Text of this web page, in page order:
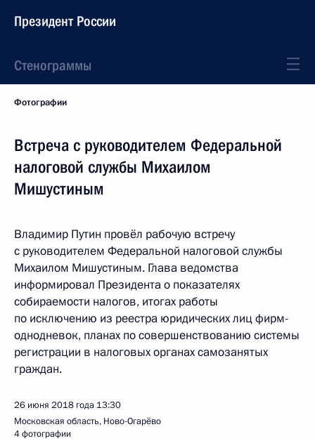
Президент России
Стенограммы
Фотографии
Встреча с руководителем Федеральной
налоговой службы Михаилом
Мишустиным
Владимир Путин провёл рабочую встречу
с руководителем Федеральной налоговой службы
Михаилом Мишустиным. Глава ведомства
информировал Президента о показателях
собираемости налогов, итогах работы
по исключению из реестра юридических лиц фирм-
однодневок, планах по совершенствованию системы
регистрации в налоговых органах самозанятых
граждан.
26 июня 2018 года 13:30
Московская область, Ново-Огарёво
4 фотографии